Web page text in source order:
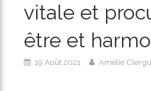
vitale et
être et
19 Août 2021 Amélie